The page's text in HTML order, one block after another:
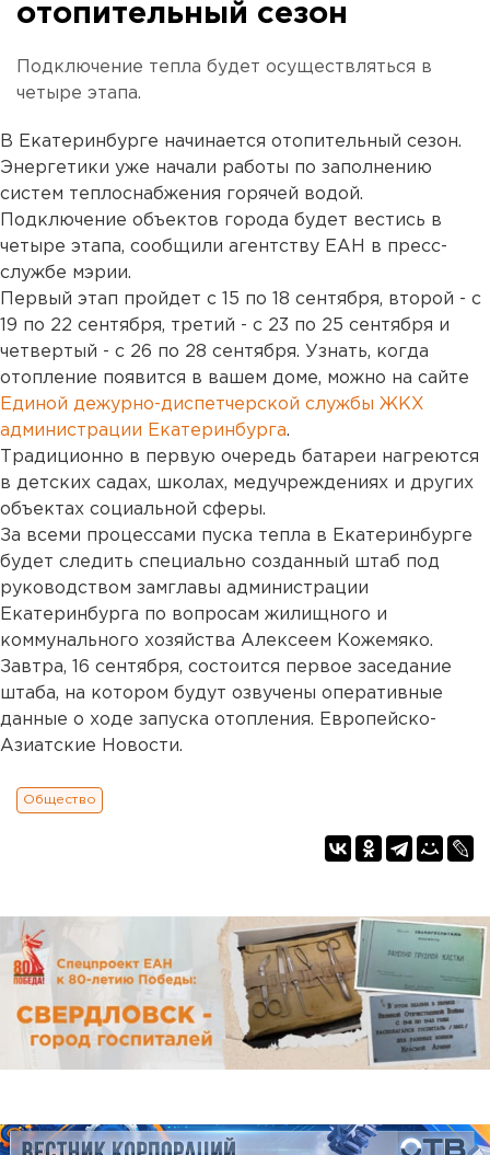
отопительный сезон
Подключение тепла будет осуществляться в
четыре этапа.
В Екатеринбурге начинается отопительный сезон.
Энергетики уже начали работы по заполнению
систем теплоснабжения горячей водой.
Подключение объектов города будет вестись в
четыре этапа, сообщили агентству ЕАН в пресс-
службе мэрии.
Первый этап пройдет с 15 по 18 сентября, второй - с
19 по 22 сентября, третий - с 23 по 25 сентября и
четвертый - с 26 по 28 сентября. Узнать, когда
отопление появится в вашем доме, можно на сайте
Единой дежурно-диспетчерской службы ЖКХ
администрации Екатеринбурга.
Традиционно в первую очередь батареи нагреются
в детских садах, школах, медучреждениях и других
объектах социальной сферы.
За всеми процессами пуска тепла в Екатеринбурге
будет следить специально созданный штаб под
руководством замглавы администрации
Екатеринбурга по вопросам жилищного и
коммунального хозяйства Алексеем Кожемяко.
Завтра, 16 сентября, состоится первое заседание
штаба, на котором будут озвучены оперативные
данные о ходе запуска отопления. Европейско-
Азиатские Новости.
Общество